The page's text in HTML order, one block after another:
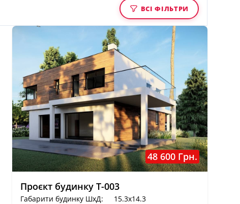
ВСІ ФІЛЬТРИ
48 600 Грн.
Проєкт будинку T-003
Габарити будинку ШхД:
15.3x14.3